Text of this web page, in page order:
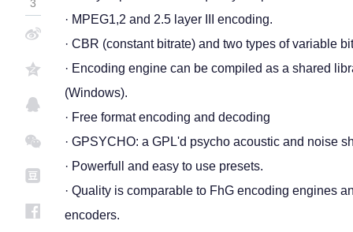
· MPEG1,2 and 2.5 layer III encoding.
· CBR (constant bitrate) and two types of variable
· Encoding engine can be compiled as a shared
(Windows).
· Free format encoding and decoding
· GPSYCHO: a GPL'd psycho acoustic and noise
· Powerfull and easy to use presets.
· Quality is comparable to FhG encoding engines
encoders.
3